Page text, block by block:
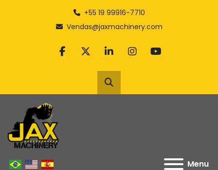
+55 19 99916-7710
Vendas@jaxmachinery.com
facebook
twitterlinkedininstagram
youtube
Pesquisar
Menu